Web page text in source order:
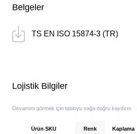
Belgeler
TS EN ISO 15874-3 (TR)
Lojistik Bilgiler
Devamını görmek için tabloyu sağa doğru kaydırın
Ürün SKU Renk Kaplama